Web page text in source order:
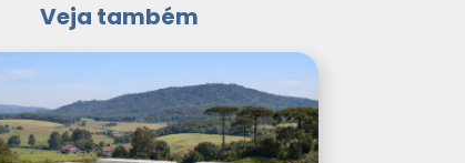
Veja também